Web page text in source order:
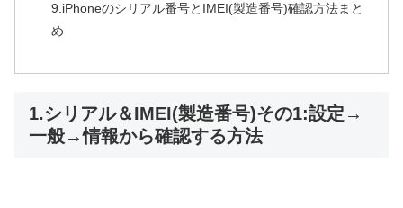
9.iPhoneのシリアル番号とIMEI(製造番号)確認方法まと
め
1.シリアル＆IMEI(製造番号)その1:設定→
一般→情報から確認する方法